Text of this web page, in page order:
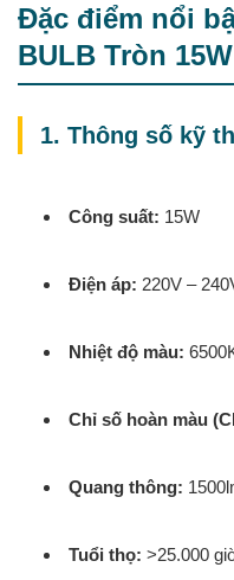
Đặc điểm nổi
BULB Tròn
1. Thông số kỹ
Công suất: 15W
Điện áp: 220V –
Nhiệt độ màu:
Chỉ số hoàn màu
Quang thông:
Tuổi thọ: >25.000